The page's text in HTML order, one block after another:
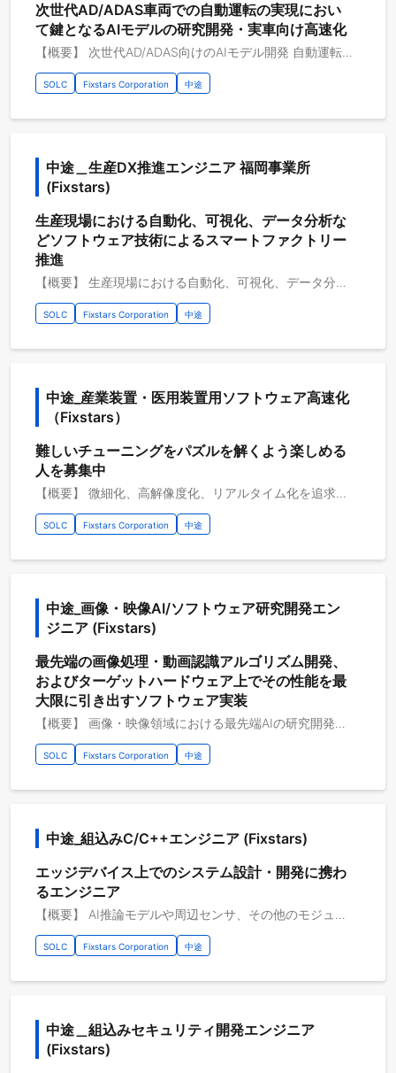
次世代AD/ADAS車両での自動運転の実現におい
て鍵となるAIモデルの研究開発・実車向け高速化
【概要】 次世代AD/ADAS向けのAIモデル開発 自動運転の実現にはカメラや各種センサを用いた高精度な周辺認識AIモデルを開発することが不可欠です。 特に最新の自動運転向けのAIは次々と新しい手法が発表されており、最新トレンドを把握したうえで、 精度、速度に優れるAIモデルを開発することが重要になります。 フィックスターズでは最新の論文の調査から、それを生かしたAIモデルの開発まで、 実際にAD/ADASに利用されるAIモデルの開発を行っています。 【具体的な職務内容】 ・最新論文調査 ・Pytorchを用いたAIモデル開発 ・各種ツールを用いた特定HW向けのAIモデルの圧縮 ・PytorchやONNXなどのツールを用いたAIモデルの最適化のためのツール開発 【従事すべき業務の変更の範囲】 会社の定める業務全般
SOLC Fixstars Corporation 中途
中途＿生産DX推進エンジニア 福岡事業所
(Fixstars)
生産現場における自動化、可視化、データ分析な
どソフトウェア技術によるスマートファクトリー
推進
【概要】 生産現場における自動化、可視化、データ分析などソフトウェア技術によるスマートファクトリー推進 フィックスターズでは、生産現場と連携し、様々な最適化アルゴリズムを使用した自動化や機械学習によるデータ分析、およびその結果の可視化を行っています。また、カメラ画像の画像処理や解析など、幅広い技術分野での開発も行っています。このプロジェクトを通じて、我々は主導で生産現場のDX推進を行っています。 【具体的な職務内容】 ・生産現場の自動化および可視化 ・工程管理のソフトウェア設計、評価（スケジューリング管理の最適化アルゴリズムの設計、評価） ・測定ソフトウェアの最適化（保守性の向上、高速化など） ・生産データベースを基に機械学習を用いた認識、データ分析による様々な予測および可視化 ・画像処理による画像解析と高速化 【従事すべき業務の変更の範囲】 会社の定める業務全般 【プロジェクトのやりがい】 ・世界最先端工場のDXを担うことで大きな技術キャリアアップが得られる ・現場連携でソフトウェア以外の技術領域に直接触れることができ、技術の幅が広がる ・最先端で多種多様のデータを直接扱うことができ機械学習（認識やデータ分析）の大幅な技術力アップが可能 【開発環境】 開発環境：C・C++・Python その他開発環境：Windows 開発支援ツール：：Git・GitLab 開発手法：チケット駆動開発、アジャイル開発等 開発内容タイプ：B2B・画像処理・機械学習・AI・最適化問題 AI・データ分析：PyTorch、他
SOLC Fixstars Corporation 中途
中途_産業装置・医用装置用ソフトウェア高速化
（Fixstars）
難しいチューニングをパズルを解くよう楽しめる
人を募集中
【概要】 微細化、高解像度化、リアルタイム化を追求した革新的な製品を市場へ投入するためには、ソフトウェアの性能向上が不可欠です。 しかし、その高度な要求に応えるためには、計算機のマルチノード化やCPU・GPUの並列度増加といった複雑なプログラミングが課題となります。 そこで、私たちはこれらのハードウェアが持つ潜在能力を最大限に引き出すプログラミング技術で、この難題を解決します。 お客様の新規装置開発を、研究開発段階から製品リリースまで一貫して支援いたします。 高性能アルゴリズムの開発から、特定のハードウェアに最適化された高速化技術まで、お客様のニーズに寄り添い、性能向上に貢献いたします。 【具体的な職務内容】 ・小規模チームのチームメンバーまたはリーダー ・特定装置のソフトウェア改善 ・ソースコード・動作マシンへの深い理解 ・最新技術の継続的な学習・知識更新 ・専門知識を活かした顧客提案と開発主導 ・顧客技術者との連携・協働 【従事すべき業務の変更の範囲】 会社の定める業務全般 【案件例】 スループットが目標性能に達しないため、ボトルネックを解消し、性能を最大限に引き出す高速化を支援する 【プロジェクトのやりがい】 ・ソフトウェアエンジニア文化の組織にいながら、多様な装置メーカーとの開発 ・お客様からの信頼 ・目標達成の達成感 【開発環境】 お客様の開発環境に応じて変化します。 ・開発内容タイプ：B2B,画像処理,組込み ・開発手法：アジャイル ・OS：Linux, Windows ・開発言語：C++, CUDA C++, Python ・開発支援ツール：GitLab, Slack
SOLC Fixstars Corporation 中途
中途_画像・映像AI/ソフトウェア研究開発エン
ジニア (Fixstars)
最先端の画像処理・動画認識アルゴリズム開発、
およびターゲットハードウェア上でその性能を最
大限に引き出すソフトウェア実装
【概要】 画像・映像領域における最先端AIの研究開発から、エッジデバイス・専用プロセッサ上での最適化まで、 高性能計算（HPC）技術を駆使して画像処理アプリケーションのパフォーマンスを最大限に引き出すプロジェクトの設計・開発を担っていただきます 【プロジェクト概要】 現在、画像セキュリティや画像鮮明化に関わるAI技術は世界中で急速に進化しています。 単に既存のアルゴリズムを最適化するだけでなく、最新の論文調査や先行技術のリサーチ、 それに基づくPoCといった研究フェーズから主体的に携わっていただける環境です。 一方で、それらの研究成果を理論に留めず、現実のビジネスや製品で安定動作させる「社会実装」もまた、不可欠なミッションです。 ハードウェア固有の制約や大容量データ転送のボトルネックを、高度なアーキテクチャ設計や低レイヤ最適化といった ソフトウェア技術によってロジカルに解決していくポジションです。 【具体的な職務内容】 ・最新の技術トレンドや学術論文のリサーチ、および概念実証（PoC）のためのプロトタイピング ・画像・映像領域（画像認識、鮮明化、セキュリティ等）における深層学習モデルの調査・研究開発 ・各種プラットフォームにおける画像処理アプリケーションの高速化 ・ターゲットハードウェアへのアルゴリズム移植・低レイヤ最適化 【従事すべき業務の変更の範囲】 会社の定める業務全般 【プロジェクトのやりがい】 ・研究と開発を分断せず、最新論文の調査から実機への一気通貫の実装までを扱うことができる ・自ら最適化した技術が実際の製品やシステムに組み込まれ、社会のインフラや安全性に直接貢献する手応えを実感できる ・各領域のエキスパートとオープンに知見を共有し合い、自らのアイデアを高い裁量のもとで形にできる 【開発環境】 開発環境：C++, Python その他開発環境：Linux 開発支援ツール：GitLab
SOLC Fixstars Corporation 中途
中途_組込みC/C++エンジニア (Fixstars)
エッジデバイス上でのシステム設計・開発に携わ
るエンジニア
【概要】 AI推論モデルや周辺センサ、その他のモジュールを含めた統合システムに関する設計・開発 AI推論モデルをエッジデバイスのシステムへ組み込む際には、限られたリソースを適切に配分し、システム全体のパフォーマンスを最適化する設計・実装が求められます。 本ポジションでは、各部署と連携しながら、これらのシステム設計・実装を進めていただける方を募集します。 【具体的な職務内容】 ・C/C++を使用したシステムの設計・開発 【従事すべき業務の変更の範囲】 会社の定める業務全般 【案件例】 ・自動運転システムのソフトウェア開発 【プロジェクトのやりがい】 ・実機やサービスを実際に稼働する製品として完成させ、市場に送り出すまでを担えます ・各部署との連携を通じて、幅広い知識・スキルを習得できる環境です 【開発環境】 開発環境：Linux, Windows 開発言語：C/C++
SOLC Fixstars Corporation 中途
中途＿組込みセキュリティ開発エンジニア
(Fixstars)